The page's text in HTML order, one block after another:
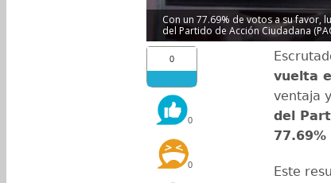
Con un 77.69% de votos a su favor,
del Partido de Acción Ciudadana
0
0
0
vuelta
ventaja
del
Este